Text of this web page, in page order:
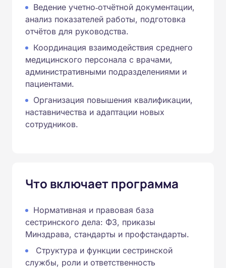
Ведение учетно‑отчётной документации,
анализ показателей работы, подготовка
отчётов для руководства.
Координация взаимодействия среднего
медицинского персонала с врачами,
административными подразделениями и
пациентами.
Организация повышения квалификации,
наставничества и адаптации новых
сотрудников.
Что включает программа
Нормативная и правовая база
сестринского дела: ФЗ, приказы
Минздрава, стандарты и профстандарты.
Структура и функции сестринской
службы, роли и ответственность